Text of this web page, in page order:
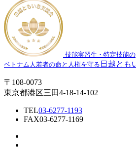
技能実習生・特定技能の
ベトナム人若者の命と人権を守る 日越とも
〒108-0073
東京都港区三田4-18-14-102
TEL03-6277-1193
FAX03-6277-1169